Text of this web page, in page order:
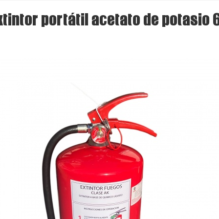
portátil acetato de potasio